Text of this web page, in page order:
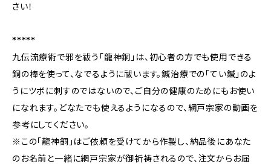
さい！
*****
九伝流療術で邪を祓う「龍神銅」は、初心者の方でも使用できる
銅の棒を使って、なでるように祓います。鍼治療での「てい鍼」のよ
うにツボに刺すのではないので、ご自分の健康のためにもお使い
になれます。どなたでも使えるようになるので、網戸宗家の動画を
参考にしてください。
※この「龍神銅」はご依頼を受けてから作製し、納品後にあなた
のお名前と一緒に網戸宗家が御祈祷されるので、注文からお届